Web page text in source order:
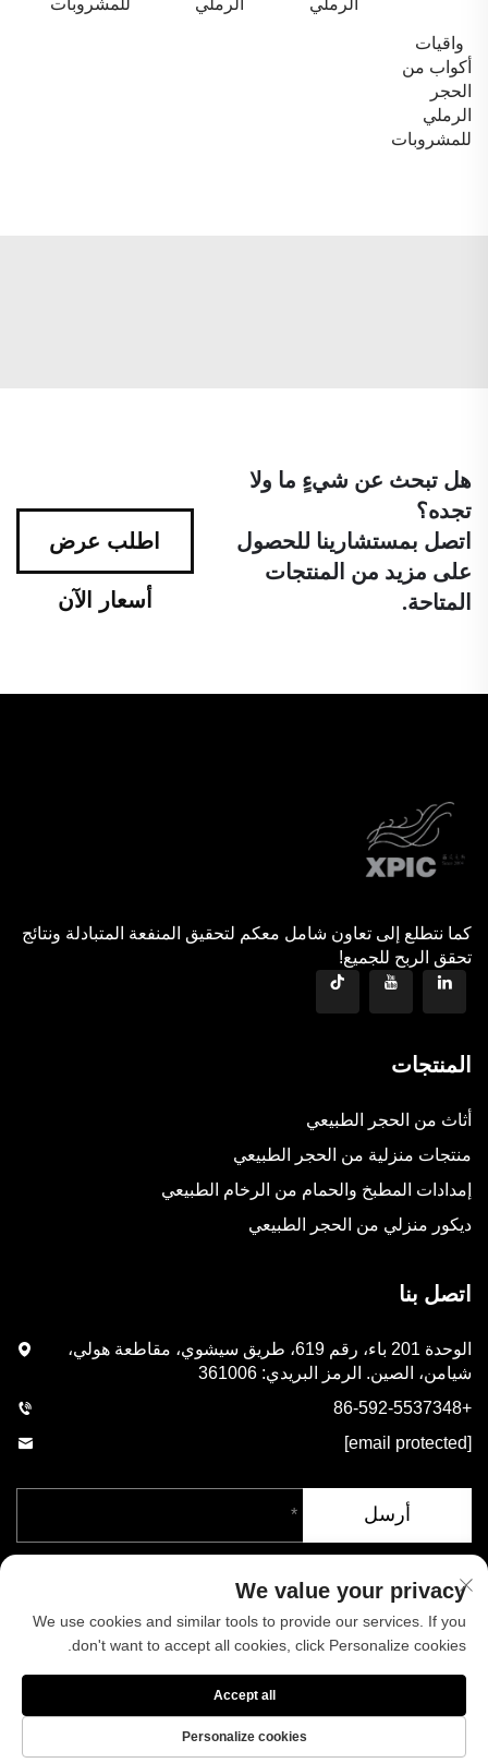
الرملي
الرملي
للمشروبات
واقيات
أكواب من
الحجر
الرملي
للمشروبات
هل تبحث عن شيءٍ ما ولا
تجده؟
اتصل بمستشارينا للحصول
على مزيد من المنتجات
المتاحة.
اطلب عرض
أسعار الآن
كما نتطلع إلى تعاون شامل معكم لتحقيق المنفعة المتبادلة ونتائج
تحقق الربح للجميع!
المنتجات
أثاث من الحجر الطبيعي
منتجات منزلية من الحجر الطبيعي
إمدادات المطبخ والحمام من الرخام الطبيعي
ديكور منزلي من الحجر الطبيعي
اتصل بنا
الوحدة 201 باء، رقم 619، طريق سيشوي، مقاطعة هولي،
شيامن، الصين. الرمز البريدي: 361006
+86-592-5537348
[email protected]
أرسل
حقوق الطبع والنشر © شركة شيامن فينيكس للصناعات المحدودة. جميع
من نحن
أخبار اتصل بنا
We value your privacy
We use cookies and similar tools to provide our services. If you
don't want to accept all cookies, click Personalize cookies.
Personalize cookies
Accept all